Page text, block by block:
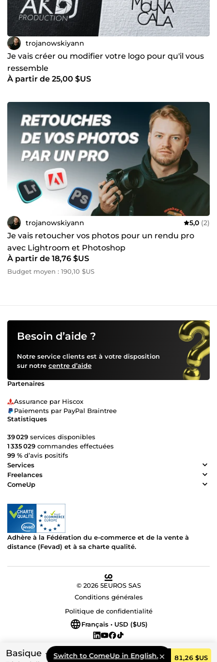
Basique Commander 81,26 $US
trojanowskiyann
Je vais créer ou modifier votre logo pour qu'il vous
ressemble
À partir de 25,00 $US
trojanowskiyann 5,0 (2)
Je vais retoucher vos photos pour un rendu pro
avec Lightroom et Photoshop
À partir de 18,76 $US
Budget moyen : 190,10 $US
Switch to ComeUp in English.
Besoin d’aide ?
Notre service clients est à votre disposition
sur notre centre d’aide
Partenaires
Assurance par Hiscox
Paiements par PayPal Braintree
Statistiques
39 029 services disponibles
1 335 029 commandes effectuées
99 % d’avis positifs
Services
Freelances
ComeUp
Adhère à la Fédération du e-commerce et de la vente à
distance (Fevad) et à sa charte qualité.
© 2026 5EUROS SAS
Conditions générales
Politique de confidentialité
Français • USD ($US)